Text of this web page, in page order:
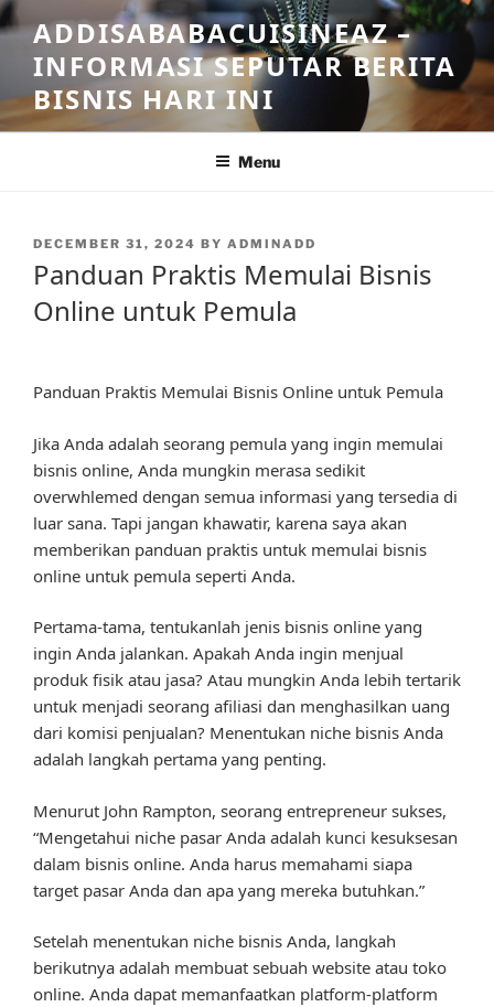
Skip
to
content
ADDISABABACUISINEAZ –
INFORMASI SEPUTAR BERITA
BISNIS HARI INI
Menu
POSTED
DECEMBER 31, 2024 BY ADMINADD
Panduan Praktis Memulai Bisnis
Online untuk Pemula
Panduan Praktis Memulai Bisnis Online untuk Pemula
Jika Anda adalah seorang pemula yang ingin memulai
bisnis online, Anda mungkin merasa sedikit
overwhlemed dengan semua informasi yang tersedia di
luar sana. Tapi jangan khawatir, karena saya akan
memberikan panduan praktis untuk memulai bisnis
online untuk pemula seperti Anda.
Pertama-tama, tentukanlah jenis bisnis online yang
ingin Anda jalankan. Apakah Anda ingin menjual
produk fisik atau jasa? Atau mungkin Anda lebih tertarik
untuk menjadi seorang afiliasi dan menghasilkan uang
dari komisi penjualan? Menentukan niche bisnis Anda
adalah langkah pertama yang penting.
Menurut John Rampton, seorang entrepreneur sukses,
“Mengetahui niche pasar Anda adalah kunci kesuksesan
dalam bisnis online. Anda harus memahami siapa
target pasar Anda dan apa yang mereka butuhkan.”
Setelah menentukan niche bisnis Anda, langkah
berikutnya adalah membuat sebuah website atau toko
online. Anda dapat memanfaatkan platform-platform